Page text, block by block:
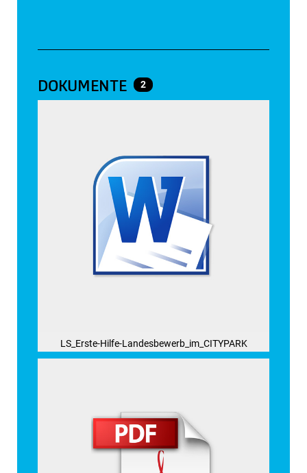
DOKUMENTE 2
LS_Erste-Hilfe-Landesbewerb_im_CITYPARK